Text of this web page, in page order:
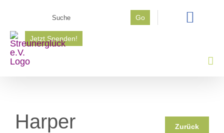
springen
Go
Jetzt Spenden!
Harper Zurück